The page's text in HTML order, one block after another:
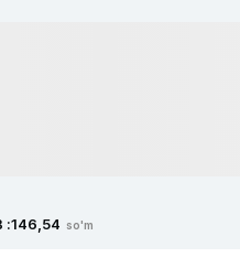
:146,54 so'm